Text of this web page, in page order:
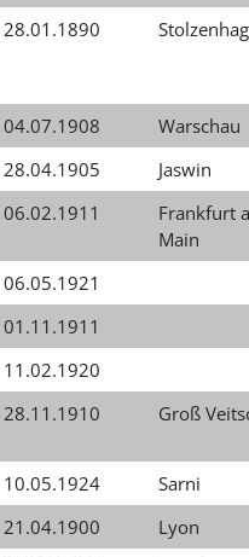
28.01.1890
04.07.1908
Warschau
28.04.1905
Jaswin
06.02.1911
Frankfurt
Main
06.05.1921
01.11.1911
11.02.1920
28.11.1910 Groß
10.05.1924
Sarni
21.04.1900
Lyon